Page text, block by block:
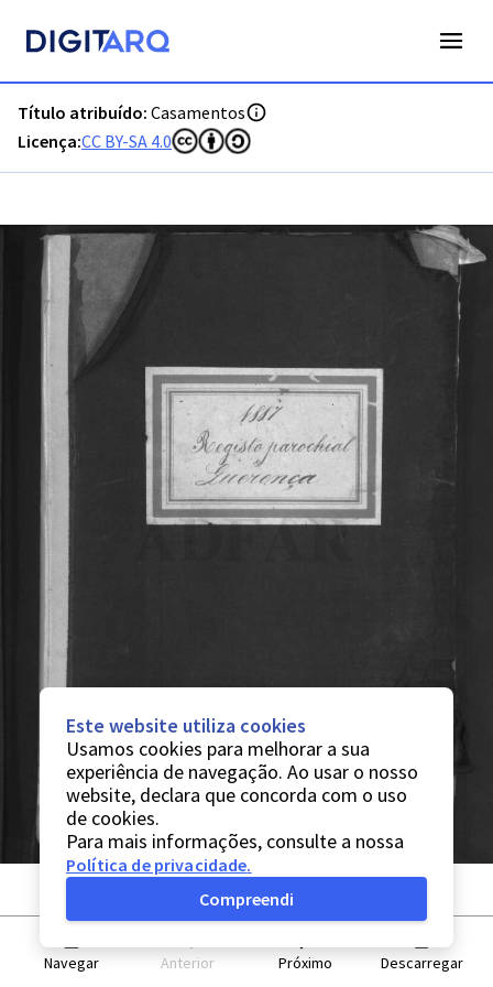
Título atribuído: Casamentos
Licença:CC BY-SA 4.0
Navegar Anterior Próximo Descarregar
Este website utiliza cookies
Usamos cookies para melhorar a sua
experiência de navegação. Ao usar o nosso
website, declara que concorda com o uso
de cookies.
Para mais informações, consulte a nossa
Política de privacidade.
Compreendi